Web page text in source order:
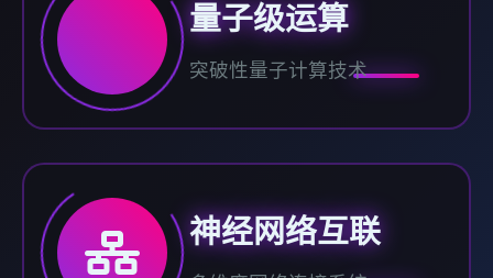
量子级运算
突破性量子计算技术
神经网络互联